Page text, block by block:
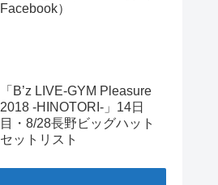
Facebook）
「B’z LIVE-GYM Pleasure
2018 -HINOTORI-」14日
目・8/28長野ビッグハット
セットリスト